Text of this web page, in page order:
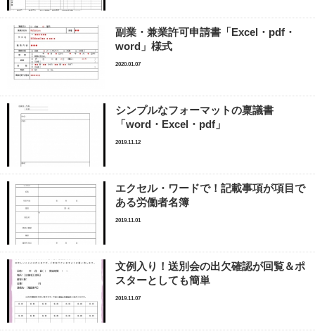
副業・兼業許可申請書「Excel・pdf・
word」様式
2020.01.07
シンプルなフォーマットの稟議書
「word・Excel・pdf」
2019.11.12
エクセル・ワードで！記載事項が項目で
ある労働者名簿
2019.11.01
文例入り！送別会の出欠確認が回覧＆ポ
スターとしても簡単
2019.11.07